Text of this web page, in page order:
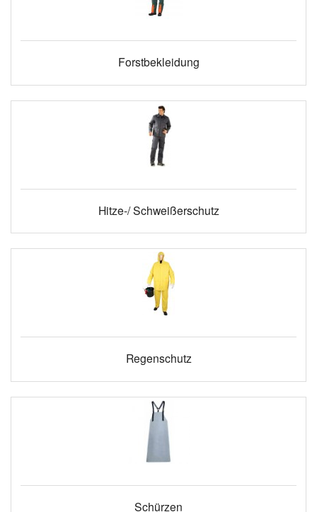
Forstbekleidung
Hitze-/ Schweißerschutz
Regenschutz
Schürzen